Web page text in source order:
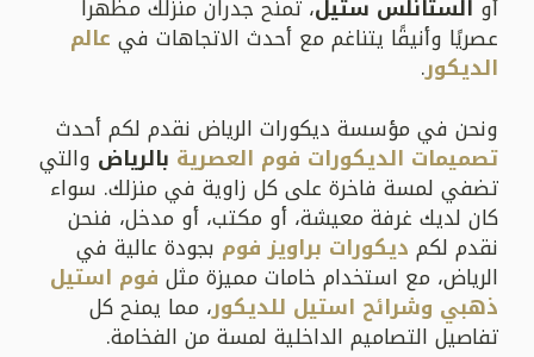
أو الستانلس ستيل، تمنح جدران منزلك مظهراً
عصريًا وأنيقًا يتناغم مع أحدث الاتجاهات في عالم
الديكور.
ونحن في مؤسسة ديكورات الرياض نقدم لكم أحدث
تصميمات الديكورات فوم العصرية بالرياض والتي
تضفي لمسة فاخرة على كل زاوية في منزلك. سواء
كان لديك غرفة معيشة، أو مكتب، أو مدخل، فنحن
نقدم لكم ديكورات براويز فوم بجودة عالية في
الرياض، مع استخدام خامات مميزة مثل فوم استيل
ذهبي وشرائح استيل للديكور، مما يمنح كل
تفاصيل التصاميم الداخلية لمسة من الفخامة.